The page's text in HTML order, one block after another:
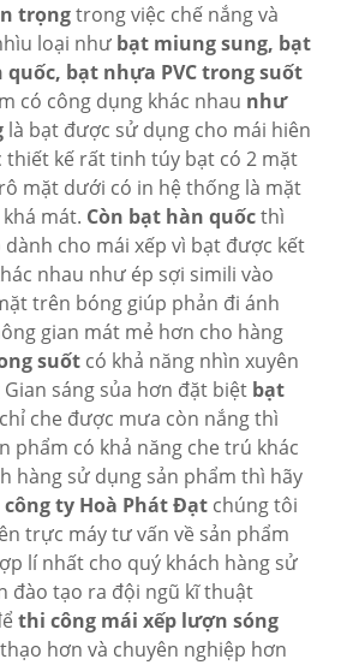
trọngtrong việc chế nắng và
loại như bạt miung sung, bạt
bạt nhựa PVC trong suốt
có công dụng khác nhau như
là bạt được sử dụng cho mái hiên
thiết kế rất tinh túy bạt có 2 mặt
mặt dưới có in hệ thống là mặt
mát. Còn bạt hàn quốcthì
cho mái xếp vì bạt được kết
nhau như ép sợi simili vào
trên bóng giúp phản đi ánh
gian mát mẻ hơn cho hàng
suốt có khả năng nhìn xuyên
sáng sủa hơn đặt biệt bạt
chỉ che được mưa còn nắng thì
phẩm có khả năng che trú khác
hàng sử dụng sản phẩm thì hãy
công ty Hoà Phát Đạt chúng tôi
trực máy tư vấn về sản phẩm
lí nhất cho quý khách hàng sử
đào tạo ra đội ngũ kĩ thuật
thi công mái xếp lượn sóng
hơn và chuyên nghiệp hơn